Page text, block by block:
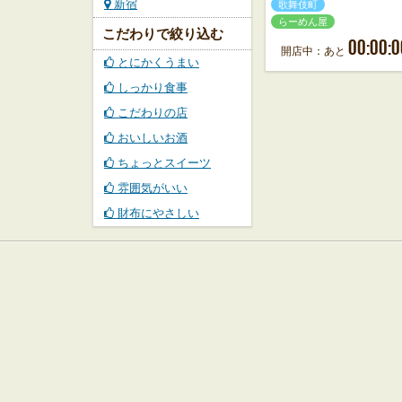
新宿
こだわりで絞り込む
とにかくうまい
しっかり食事
こだわりの店
おいしいお酒
ちょっとスイーツ
雰囲気がいい
財布にやさしい
歌舞伎町
らーめん屋
開店中：あと